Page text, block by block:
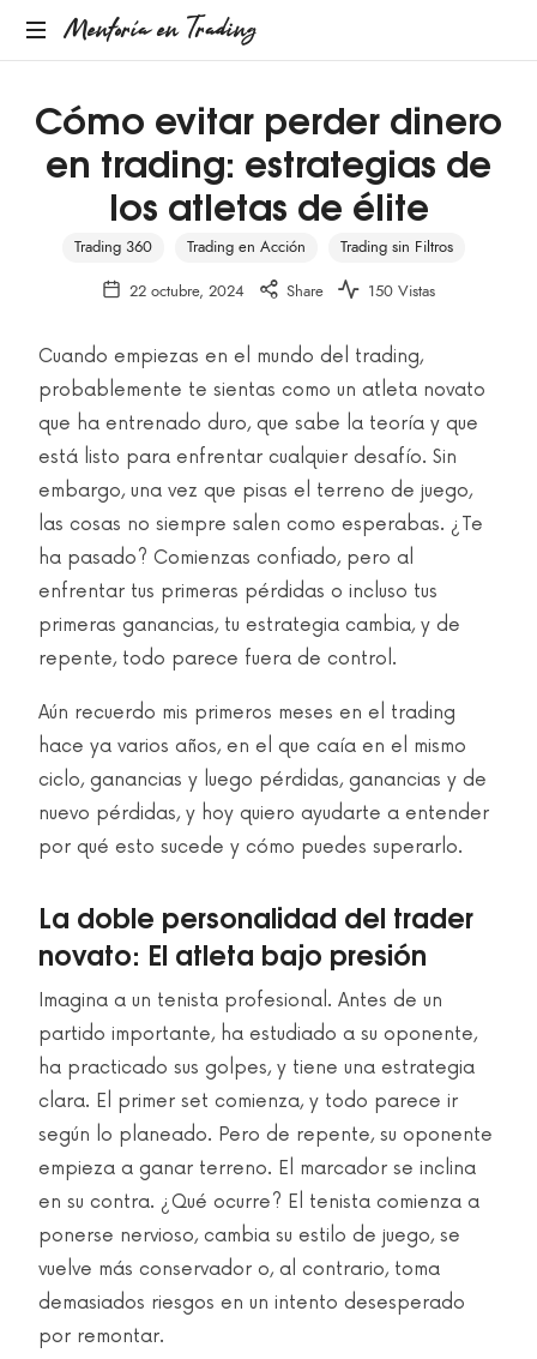
Mentoría en Trading
Cómo evitar perder dinero
en trading: estrategias de
los atletas de élite
Trading 360 Trading en Acción Trading sin Filtros
22 octubre, 2024 Share 150 Vistas
Cuando empiezas en el mundo del trading,
probablemente te sientas como un atleta novato
que ha entrenado duro, que sabe la teoría y que
está listo para enfrentar cualquier desafío. Sin
embargo, una vez que pisas el terreno de juego,
las cosas no siempre salen como esperabas. ¿Te
ha pasado? Comienzas confiado, pero al
enfrentar tus primeras pérdidas o incluso tus
primeras ganancias, tu estrategia cambia, y de
repente, todo parece fuera de control.
Aún recuerdo mis primeros meses en el trading
hace ya varios años, en el que caía en el mismo
ciclo, ganancias y luego pérdidas, ganancias y de
nuevo pérdidas, y hoy quiero ayudarte a entender
por qué esto sucede y cómo puedes superarlo.
La doble personalidad del trader
novato: El atleta bajo presión
Imagina a un tenista profesional. Antes de un
partido importante, ha estudiado a su oponente,
ha practicado sus golpes, y tiene una estrategia
clara. El primer set comienza, y todo parece ir
según lo planeado. Pero de repente, su oponente
empieza a ganar terreno. El marcador se inclina
en su contra. ¿Qué ocurre? El tenista comienza a
ponerse nervioso, cambia su estilo de juego, se
vuelve más conservador o, al contrario, toma
demasiados riesgos en un intento desesperado
por remontar.